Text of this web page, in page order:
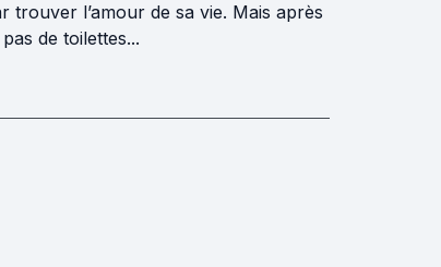
l’amour de sa vie. Mais après
de toilettes...